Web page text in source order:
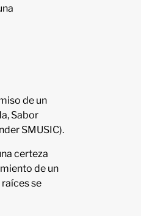
de un
Sabor
SMUSIC).
certeza
de un
se